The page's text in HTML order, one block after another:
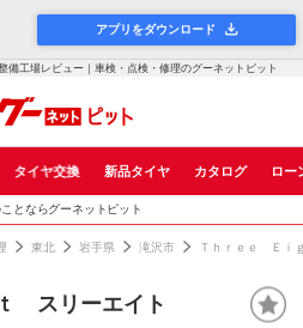
アプリをダウンロード
工場レビュー｜車検・点検・修理のグーネットピット
タイヤ交換 新品タイヤ カタログ ロー
とならグーネットピット
東北 岩手県 滝沢市 Ｔｈｒｅｅ Ｅｉ
スリーエイト